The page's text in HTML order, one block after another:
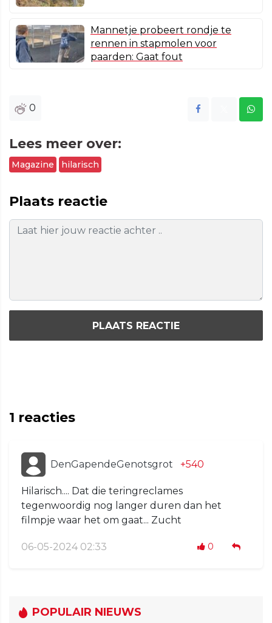
Mannetje probeert rondje te
rennen in stapmolen voor
paarden: Gaat fout
0
Lees meer over:
Magazine hilarisch
Plaats reactie
PLAATS REACTIE
1 reacties
DenGapendeGenotsgrot +540
Hilarisch.... Dat die teringreclames
tegenwoordig nog langer duren dan het
filmpje waar het om gaat... Zucht
06-05-2024 02:33 0
POPULAIR NIEUWS